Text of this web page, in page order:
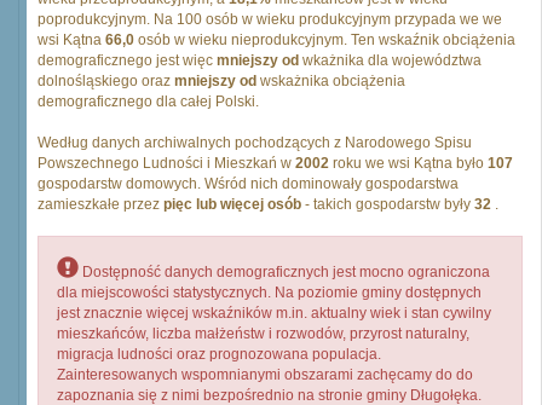
poprodukcyjnym. Na 100 osób w wieku produkcyjnym przypada we we
wsi Kątna 66,0 osób w wieku nieprodukcyjnym. Ten wskaźnik obciążenia
demograficznego jest więc mniejszy od wkażnika dla województwa
dolnośląskiego oraz mniejszy od wskażnika obciążenia
demograficznego dla całej Polski.
Według danych archiwalnych pochodzących z Narodowego Spisu
Powszechnego Ludności i Mieszkań w 2002 roku we wsi Kątna było 107
gospodarstw domowych. Wśród nich dominowały gospodarstwa
zamieszkałe przez pięc lub więcej osób - takich gospodarstw były 32 .
Dostępność danych demograficznych jest mocno ograniczona
dla miejscowości statystycznych. Na poziomie gminy dostępnych
jest znacznie więcej wskaźników m.in. aktualny wiek i stan cywilny
mieszkańców, liczba małżeństw i rozwodów, przyrost naturalny,
migracja ludności oraz prognozowana populacja.
Zainteresowanych wspomnianymi obszarami zachęcamy do do
zapoznania się z nimi bezpośrednio na stronie gminy Długołęka.